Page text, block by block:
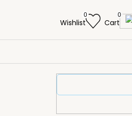
0
Cart
0
Wishlist